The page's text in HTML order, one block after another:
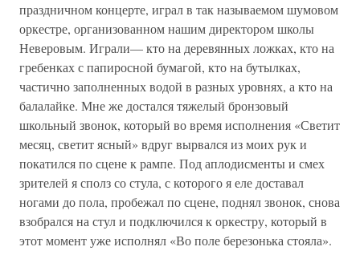
праздничном концерте, играл в так называемом шумовом
оркестре, организованном нашим директором школы
Неверовым. Играли— кто на деревянных ложках, кто на
гребенках с папиросной бумагой, кто на бутылках,
частично заполненных водой в разных уровнях, а кто на
балалайке. Мне же достался тяжелый бронзовый
школьный звонок, который во время исполнения «Светит
месяц, светит ясный» вдруг вырвался из моих рук и
покатился по сцене к рампе. Под аплодисменты и смех
зрителей я сполз со стула, с которого я еле доставал
ногами до пола, пробежал по сцене, поднял звонок, снова
взобрался на стул и подключился к оркестру, который в
этот момент уже исполнял «Во поле березонька стояла».